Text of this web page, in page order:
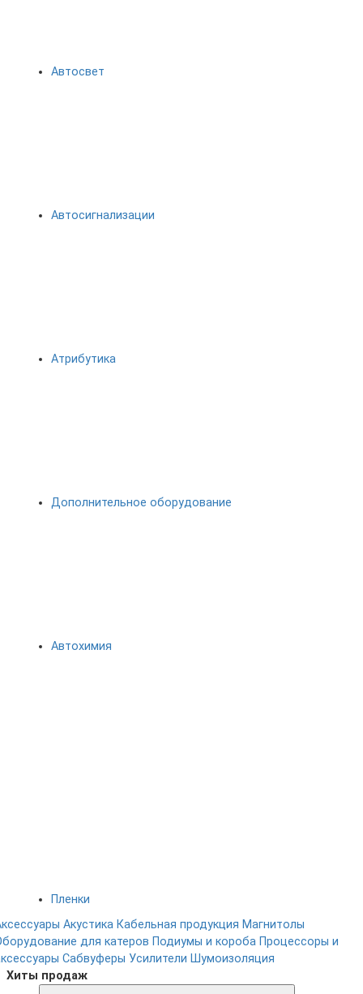
Автосвет
Автосигнализации
Атрибутика
Дополнительное оборудование
Автохимия
Пленки
Акустика Кабельная продукция Магнитолы
для катеров Подиумы и короба Процессоры и
Сабвуферы Усилители Шумоизоляция
Хиты продаж